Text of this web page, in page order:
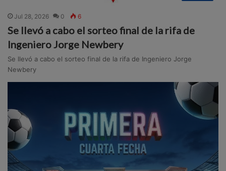
Jul 28, 2026 0 6
Se llevó a cabo el sorteo final de la rifa de
Ingeniero Jorge Newbery
Se llevó a cabo el sorteo final de la rifa de Ingeniero Jorge
Newbery